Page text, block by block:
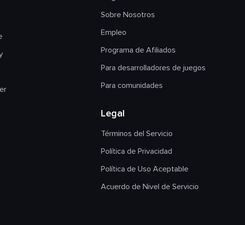
Sobre Nosotros
Empleo
Programa de Afiliados
Para desarrolladores de juegos
Para comunidades
Legal
Términos del Servicio
Política de Privacidad
Política de Uso Aceptable
Acuerdo de Nivel de Servicio